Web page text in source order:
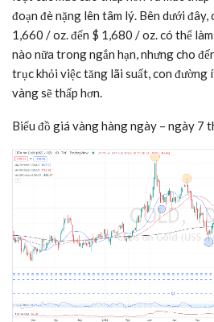
đoạn đè nặng lên tâm lý. Bên dưới
1,660 / oz. đến $ 1,680 / oz. có thể
nào nữa trong ngắn hạn, nhưng cho
trục khỏi việc tăng lãi suất, con đường
vàng sẽ thấp hơn.
Biểu đồ giá vàng hàng ngày – ngày 7